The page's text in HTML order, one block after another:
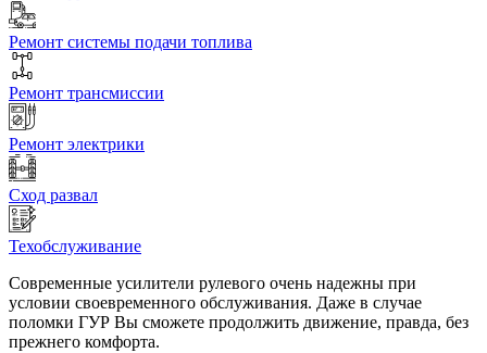
Ремонт системы подачи топлива
Ремонт трансмиссии
Ремонт электрики
Сход развал
Техобслуживание
Современные усилители рулевого очень надежны при
условии своевременного обслуживания. Даже в случае
поломки ГУР Вы сможете продолжить движение, правда, без
прежнего комфорта.